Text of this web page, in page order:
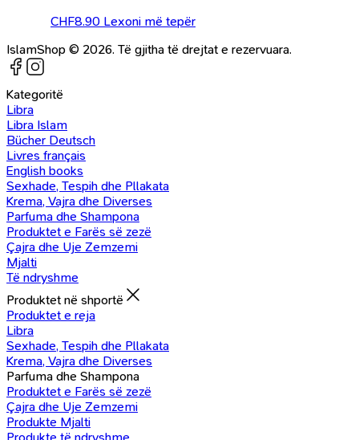
CHF8.90 Lexoni më tepër
IslamShop © 2026. Të gjitha të drejtat e rezervuara.
Kategoritë
Libra
Libra Islam
Bücher Deutsch
Livres français
English books
Sexhade, Tespih dhe Pllakata
Krema, Vajra dhe Diverses
Parfuma dhe Shampona
Produktet e Farës së zezë
Çajra dhe Uje Zemzemi
Mjalti
Të ndryshme
Produktet në shportë
Produktet e reja
Libra
Sexhade, Tespih dhe Pllakata
Krema, Vajra dhe Diverses
Parfuma dhe Shampona
Produktet e Farës së zezë
Çajra dhe Uje Zemzemi
Produkte Mjalti
Produkte të ndryshme